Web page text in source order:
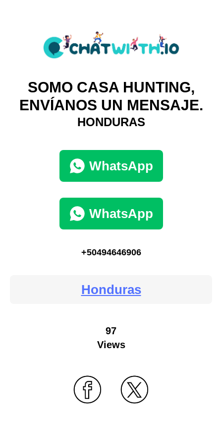
SOMO CASA HUNTING,
ENVÍANOS UN MENSAJE.
HONDURAS
WhatsApp
WhatsApp
+50494646906
Honduras
97
Views